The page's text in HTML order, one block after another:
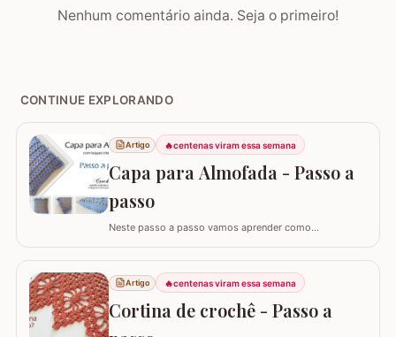
Nenhum comentário ainda. Seja o primeiro!
CONTINUE EXPLORANDO
Artigo 🔥centenas viram essa semana
Capa para Almofada - Passo a
passo
Neste passo a passo vamos aprender como
intercalados. Fiz a capa para almofada de 40 x 40 e
seguindo o passo a passo você consegue adaptar para
o tamanho desejado. Utilizei o fio Barroco Maxcolor da
Círculo S/A. Um fio extremamente macio por ser 100%…
Artigo 🔥centenas viram essa semana
Cortina de crochê - Passo a